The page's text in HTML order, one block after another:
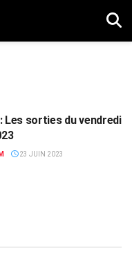
Les sorties du vendredi
23 JUIN 2023